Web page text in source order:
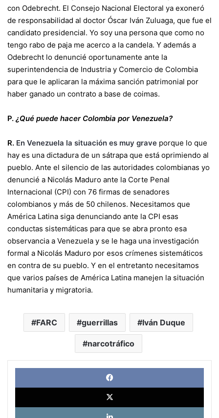
con Odebrecht. El Consejo Nacional Electoral ya exoneró
de responsabilidad al doctor Óscar Iván Zuluaga, que fue el
candidato presidencial. Yo soy una persona que como no
tengo rabo de paja me acerco a la candela. Y además a
Odebrecht lo denuncié oportunamente ante la
superintendencia de Industria y Comercio de Colombia
para que le aplicaran la máxima sanción patrimonial por
haber ganado un contrato a base de coimas.
P. ¿Qué puede hacer Colombia por Venezuela?
R. En Venezuela la situación es muy grave porque lo que
hay es una dictadura de un sátrapa que está oprimiendo al
pueblo. Ante el silencio de las autoridades colombianas yo
denuncié a Nicolás Maduro ante la Corte Penal
Internacional (CPI) con 76 firmas de senadores
colombianos y más de 50 chilenos. Necesitamos que
América Latina siga denunciando ante la CPI esas
conductas sistemáticas para que se abra pronto esa
observancia a Venezuela y se le haga una investigación
formal a Nicolás Maduro por esos crímenes sistemáticos
en contra de su pueblo. Y en el entretanto necesitamos
que varios países de América Latina manejen la situación
humanitaria y migratoria.
FARC guerrillas Iván Duque
narcotráfico
X